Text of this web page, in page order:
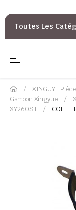
Toutes Les
Basculer la
☰
XINGUYE
Gsmoon Xingyue
XY260ST